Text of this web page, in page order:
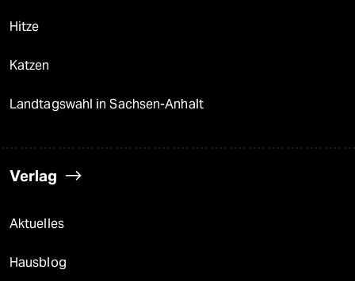
Hitze
Katzen
Landtagswahl in Sachsen-Anhalt
Verlag
Aktuelles
Hausblog